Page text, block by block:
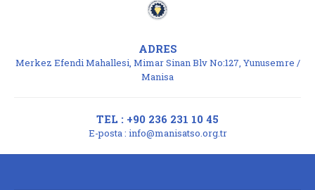
ADRES
Merkez Efendi Mahallesi, Mimar Sinan Blv No:127, Yunusemre /
Manisa
TEL : +90 236 231 10 45
E-posta : info@manisatso.org.tr